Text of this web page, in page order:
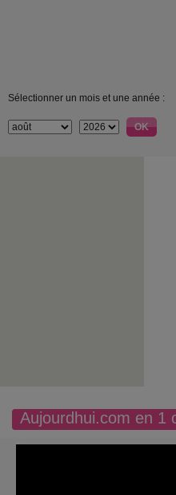
Sélectionner un mois et une année :
Aujourdhui.com en 1